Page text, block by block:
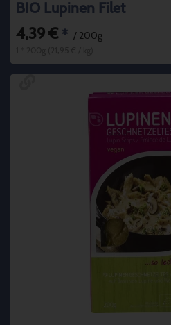
BIO Lupinen Filet
4,39 € * / 200g